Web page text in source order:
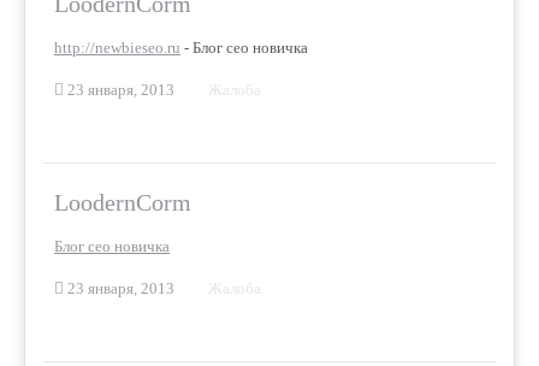
http://newbieseo.ru - Блог сео новичка
23 января, 2013 Жалоба
LoodernCorm
Блог сео новичка
23 января, 2013 Жалоба